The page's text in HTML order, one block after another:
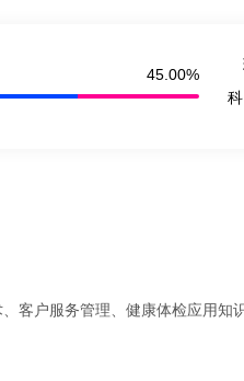
45.00%
科
客户服务管理、健康体检应用知